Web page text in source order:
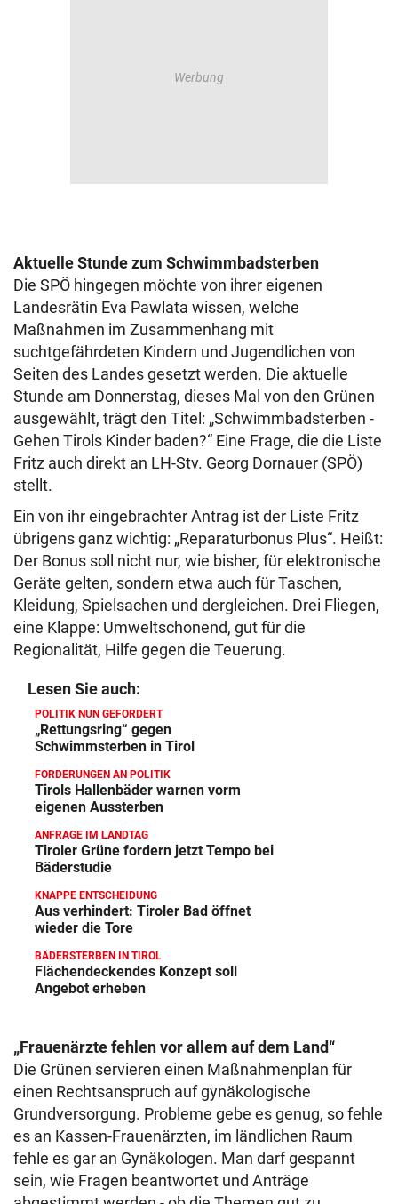
Aktuelle Stunde zum Schwimmbadsterben
Die SPÖ hingegen möchte von ihrer eigenen
Landesrätin Eva Pawlata wissen, welche
Maßnahmen im Zusammenhang mit
suchtgefährdeten Kindern und Jugendlichen von
Seiten des Landes gesetzt werden. Die aktuelle
Stunde am Donnerstag, dieses Mal von den Grünen
ausgewählt, trägt den Titel: „Schwimmbadsterben -
Gehen Tirols Kinder baden?“ Eine Frage, die die Liste
Fritz auch direkt an LH-Stv. Georg Dornauer (SPÖ)
stellt.
Ein von ihr eingebrachter Antrag ist der Liste Fritz
übrigens ganz wichtig: „Reparaturbonus Plus“. Heißt:
Der Bonus soll nicht nur, wie bisher, für elektronische
Geräte gelten, sondern etwa auch für Taschen,
Kleidung, Spielsachen und dergleichen. Drei Fliegen,
eine Klappe: Umweltschonend, gut für die
Regionalität, Hilfe gegen die Teuerung.
Lesen Sie auch:
POLITIK NUN GEFORDERT
„Rettungsring“ gegen
Schwimmsterben in Tirol
FORDERUNGEN AN POLITIK
Tirols Hallenbäder warnen vorm
eigenen Aussterben
ANFRAGE IM LANDTAG
Tiroler Grüne fordern jetzt Tempo bei
Bäderstudie
KNAPPE ENTSCHEIDUNG
Aus verhindert: Tiroler Bad öffnet
wieder die Tore
BÄDERSTERBEN IN TIROL
Flächendeckendes Konzept soll
Angebot erheben
„Frauenärzte fehlen vor allem auf dem Land“
Die Grünen servieren einen Maßnahmenplan für
einen Rechtsanspruch auf gynäkologische
Grundversorgung. Probleme gebe es genug, so fehle
es an Kassen-Frauenärzten, im ländlichen Raum
fehle es gar an Gynäkologen. Man darf gespannt
sein, wie Fragen beantwortet und Anträge